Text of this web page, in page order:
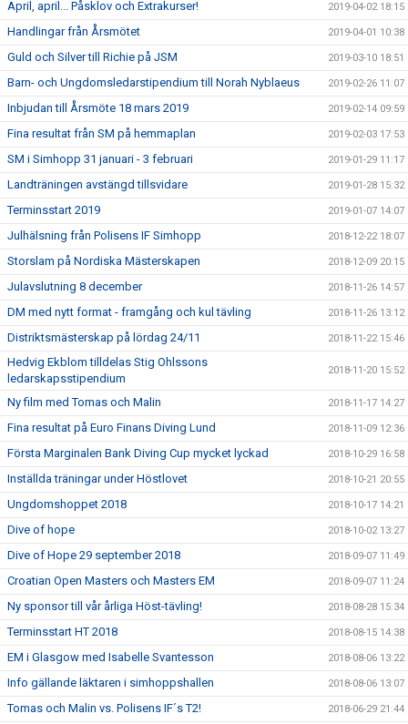
April, april... Påsklov och Extrakurser! 2019-04-02 18:15
Handlingar från Årsmötet 2019-04-01 10:38
Guld och Silver till Richie på JSM 2019-03-10 18:51
Barn- och Ungdomsledarstipendium till Norah Nyblaeus 2019-02-26 11:07
Inbjudan till Årsmöte 18 mars 2019 2019-02-14 09:59
Fina resultat från SM på hemmaplan 2019-02-03 17:53
SM i Simhopp 31 januari - 3 februari 2019-01-29 11:17
Landträningen avstängd tillsvidare 2019-01-28 15:32
Terminsstart 2019 2019-01-07 14:07
Julhälsning från Polisens IF Simhopp 2018-12-22 18:07
Storslam på Nordiska Mästerskapen 2018-12-09 20:15
Julavslutning 8 december 2018-11-26 14:57
DM med nytt format - framgång och kul tävling 2018-11-26 13:12
Distriktsmästerskap på lördag 24/11 2018-11-22 15:46
Hedvig Ekblom tilldelas Stig Ohlssons
ledarskapsstipendium
2018-11-20 15:52
Ny film med Tomas och Malin 2018-11-17 14:27
Fina resultat på Euro Finans Diving Lund 2018-11-09 12:36
Första Marginalen Bank Diving Cup mycket lyckad 2018-10-29 16:58
Inställda träningar under Höstlovet 2018-10-21 20:55
Ungdomshoppet 2018 2018-10-17 14:21
Dive of hope 2018-10-02 13:27
Dive of Hope 29 september 2018 2018-09-07 11:49
Croatian Open Masters och Masters EM 2018-09-07 11:24
Ny sponsor till vår årliga Höst-tävling! 2018-08-28 15:34
Terminsstart HT 2018 2018-08-15 14:38
EM i Glasgow med Isabelle Svantesson 2018-08-06 13:22
Info gällande läktaren i simhoppshallen 2018-08-06 13:07
Tomas och Malin vs. Polisens IF´s T2! 2018-06-29 21:44